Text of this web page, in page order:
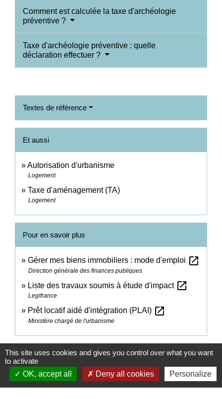
Comment est calculée la taxe d'archéologie
préventive ?
Taxe d'archéologie préventive : quelle
déclaration effectuer ?
Textes de référence
Et aussi
Autorisation d'urbanisme
Logement
Taxe d'aménagement (TA)
Logement
Pour en savoir plus
Gérer mes biens immobiliers : mode d'emploi open_in_new
Direction générale des finances publiques
Liste des travaux soumis à étude d'impact open_in_new
Legifrance
Prêt locatif aidé d'intégration (PLAI) open_in_new
Ministère chargé de l'urbanisme
Signaler une erreur sur cette page
This site uses cookies and gives you control over what you want
to activate
OK, accept all
Deny all cookies Personalize